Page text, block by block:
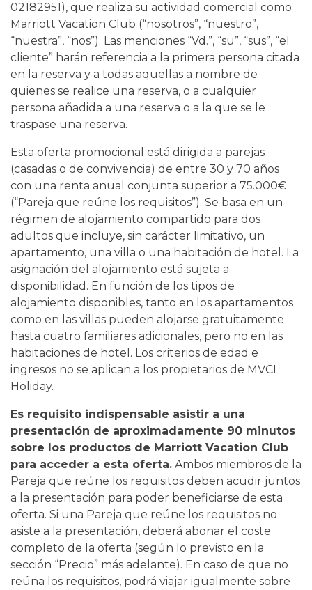
02182951), que realiza su actividad comercial como
Marriott Vacation Club (“nosotros”, “nuestro”,
“nuestra”, “nos”). Las menciones “Vd.”, “su”, “sus”, “el
cliente” harán referencia a la primera persona citada
en la reserva y a todas aquellas a nombre de
quienes se realice una reserva, o a cualquier
persona añadida a una reserva o a la que se le
traspase una reserva.
Esta oferta promocional está dirigida a parejas
(casadas o de convivencia) de entre 30 y 70 años
con una renta anual conjunta superior a 75.000€
(“Pareja que reúne los requisitos”). Se basa en un
régimen de alojamiento compartido para dos
adultos que incluye, sin carácter limitativo, un
apartamento, una villa o una habitación de hotel. La
asignación del alojamiento está sujeta a
disponibilidad. En función de los tipos de
alojamiento disponibles, tanto en los apartamentos
como en las villas pueden alojarse gratuitamente
hasta cuatro familiares adicionales, pero no en las
habitaciones de hotel. Los criterios de edad e
ingresos no se aplican a los propietarios de MVCI
Holiday.
Es requisito indispensable asistir a una
presentación de aproximadamente 90 minutos
sobre los productos de Marriott Vacation Club
para acceder a esta oferta. Ambos miembros de la
Pareja que reúne los requisitos deben acudir juntos
a la presentación para poder beneficiarse de esta
oferta. Si una Pareja que reúne los requisitos no
asiste a la presentación, deberá abonar el coste
completo de la oferta (según lo previsto en la
sección “Precio” más adelante). En caso de que no
reúna los requisitos, podrá viajar igualmente sobre